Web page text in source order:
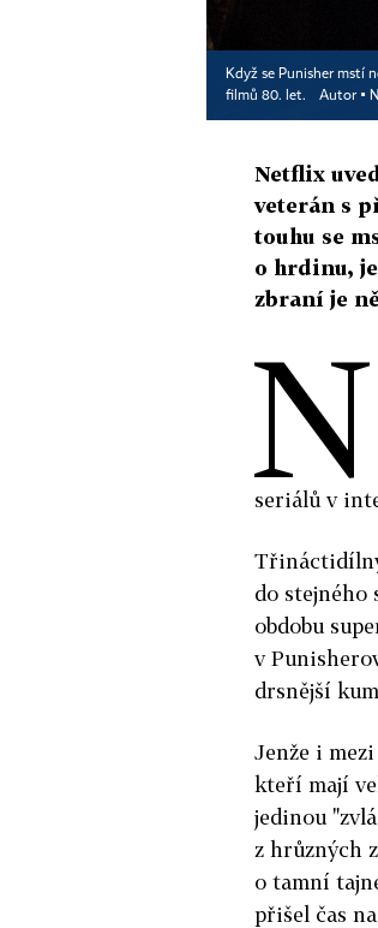
Když se Punisher mstí
filmů 80. let.
Autor ▪
Netflix
veterán s
touhu se
o hrdinu,
zbraní je
N
seriálů v
do stejného
obdobu
v
drsnější
Jenže i
kteří mají
jedinou
z hrůzných
o tamní
přišel čas